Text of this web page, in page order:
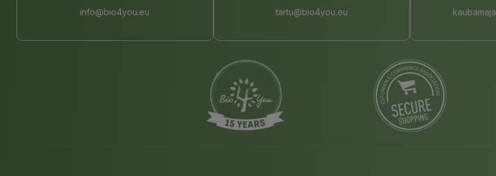
info@bio4you.eu tartu@bio4you.eu